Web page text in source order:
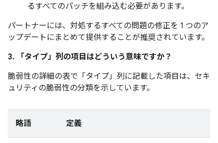
るすべてのパッチを組み込む必要があります。
パートナーには、対処するすべての問題の修正を 1 つのア
ップデートにまとめて提供することが推奨されています。
3. 「タイプ」 列の項目はどういう意味ですか？
脆弱性の詳細の表で「タイプ」 列に記載した項目は、セキ
ュリティの脆弱性の分類を示しています。
略語 定義